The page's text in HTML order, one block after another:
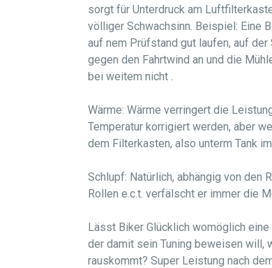
sorgt für Unterdruck am
völliger Schwachsinn. Beispiel: Eine
auf nem Prüfstand gut laufen, auf
gegen den Fahrtwind an und die
bei weitem nicht .
Wärme: Wärme verringert die
Temperatur korrigiert werden, aber
dem Filterkasten, also unterm Tank
Schlupf: Natürlich, abhängig von den
Rollen e.c.t. verfälscht er immer die
Lässt Biker Glücklich womöglich
der damit sein Tuning beweisen will,
rauskommt? Super Leistung nach